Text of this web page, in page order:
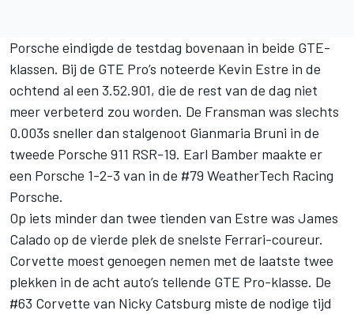
Porsche eindigde de testdag bovenaan in beide GTE-
klassen. Bij de GTE Pro’s noteerde Kevin Estre in de
ochtend al een 3.52.901, die de rest van de dag niet
meer verbeterd zou worden. De Fransman was slechts
0.003s sneller dan stalgenoot Gianmaria Bruni in de
tweede Porsche 911 RSR-19. Earl Bamber maakte er
een Porsche 1-2-3 van in de #79 WeatherTech Racing
Porsche.
Op iets minder dan twee tienden van Estre was James
Calado op de vierde plek de snelste Ferrari-coureur.
Corvette moest genoegen nemen met de laatste twee
plekken in de acht auto’s tellende GTE Pro-klasse. De
#63 Corvette van Nicky Catsburg miste de nodige tijd